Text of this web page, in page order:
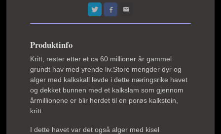
Produktinfo
Kritt, rester etter et ca 60 millioner år gammel
grundt hav med yrende liv.Store mengder dyr og
alger med kalkskall levde i dette næringsrike havet
og dekket bunnen med et kalkslam som gjennom
årmillionene er blir herdet til en porøs kalkstein,
kritt.
I dette havet var det også alger med kisel